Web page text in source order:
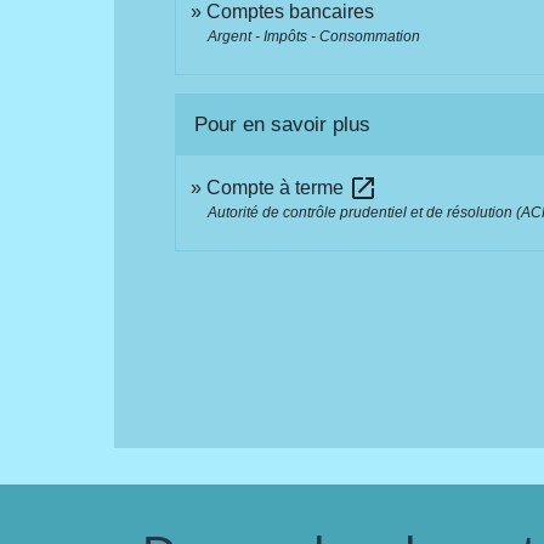
Comptes bancaires
Argent - Impôts - Consommation
Pour en savoir plus
Compte à terme open_in_new
Autorité de contrôle prudentiel et de résolution